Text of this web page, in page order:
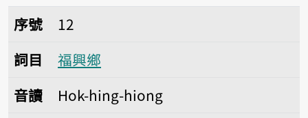
序號12福興鄉
序號
12
詞目
福興鄉
音讀
Hok-hing-hiong